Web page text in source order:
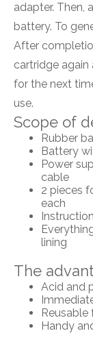
adapter. Then,
battery. To
After
cartridge
for the next
use.
Scope of
Rubber
Battery
Power
cable
2 pieces
each
lining
The
Acid and
Handy